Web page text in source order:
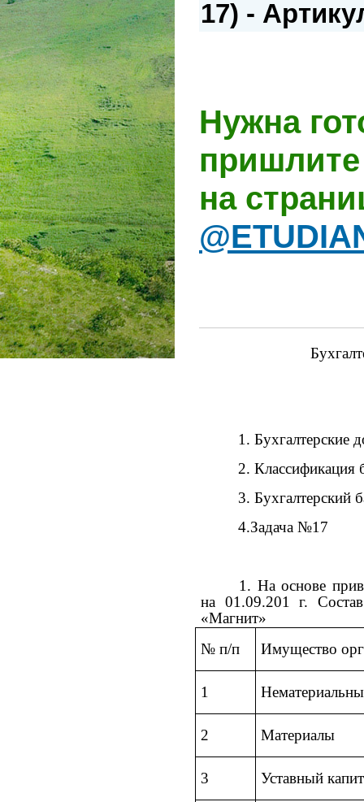
17) -
Нужна
на
1. Бухгалтерские
2. Классификация
3. Бухгалтерский
4.Задача №17
1. На основе
на 01.09.201 г.
«Магнит»
№ п/п
Имущество
1
2 Материалы
3 Уставный